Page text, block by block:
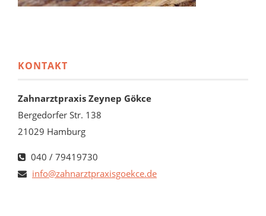
KONTAKT
Zahnarztpraxis Zeynep Gökce
Bergedorfer Str. 138
21029 Hamburg
040 / 79419730
info@zahnarztpraxisgoekce.de